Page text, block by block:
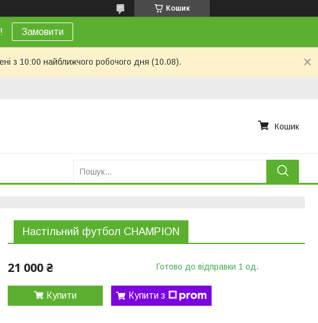
Кошик
Замовити
з 10:00 найближчого робочого дня (10.08).
Кошик
Настільний футбол CHAMPION
21 000 ₴ Готово до відправки 1 од.
Купити Купити з